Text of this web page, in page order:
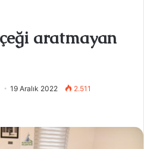
aratmayan
19 Aralık 2022 2.511